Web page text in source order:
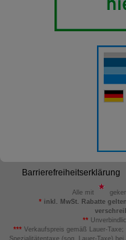
Barrierefreiheitserklärung
Alle mit
*inkl. MwSt. Rabatte
**
*** Verkaufspreis gemäß Lauer-